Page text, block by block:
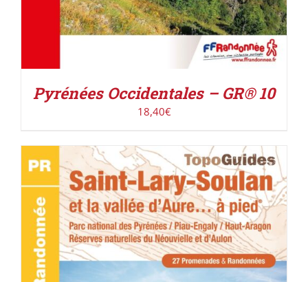
Pyrénées Occidentales – GR® 10
18,40€